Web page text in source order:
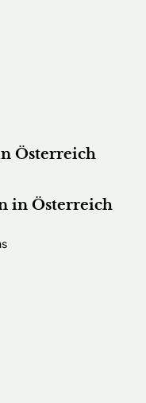
Österreich
in Österreich